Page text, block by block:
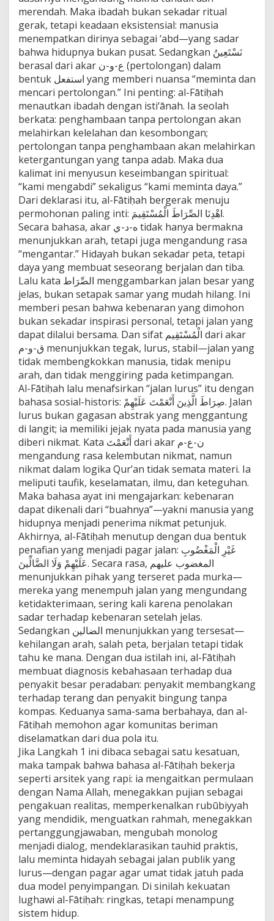
merendah. Maka ibadah bukan sekadar ritual
gerak, tetapi keadaan eksistensial: manusia
menempatkan dirinya sebagai ‘abd—yang sadar
bahwa hidupnya bukan pusat. Sedangkan نَسْتَعِينُ
berasal dari akar ع-و-ن (pertolongan) dalam
bentuk استفعل yang memberi nuansa “meminta dan
mencari pertolongan.” Ini penting: al-Fātiḥah
menautkan ibadah dengan isti‘ānah. Ia seolah
berkata: penghambaan tanpa pertolongan akan
melahirkan kelelahan dan kesombongan;
pertolongan tanpa penghambaan akan melahirkan
ketergantungan yang tanpa adab. Maka dua
kalimat ini menyusun keseimbangan spiritual:
“kami mengabdi” sekaligus “kami meminta daya.”
Dari deklarasi itu, al-Fātiḥah bergerak menuju
permohonan paling inti: اهْدِنَا الصِّرَاطَ الْمُسْتَقِيمَ.
Secara bahasa, akar ه-د-ي tidak hanya bermakna
menunjukkan arah, tetapi juga mengandung rasa
“mengantar.” Hidayah bukan sekadar peta, tetapi
daya yang membuat seseorang berjalan dan tiba.
Lalu kata الصِّرَاط menggambarkan jalan besar yang
jelas, bukan setapak samar yang mudah hilang. Ini
memberi pesan bahwa kebenaran yang dimohon
bukan sekadar inspirasi personal, tetapi jalan yang
dapat dilalui bersama. Dan sifat الْمُسْتَقِيم dari akar
ق-و-م menunjukkan tegak, lurus, stabil—jalan yang
tidak membengkokkan manusia, tidak menipu
arah, dan tidak menggiring pada ketimpangan.
Al-Fātiḥah lalu menafsirkan “jalan lurus” itu dengan
bahasa sosial-historis: صِرَاطَ الَّذِينَ أَنْعَمْتَ عَلَيْهِمْ. Jalan
lurus bukan gagasan abstrak yang menggantung
di langit; ia memiliki jejak nyata pada manusia yang
diberi nikmat. Kata أَنْعَمْتَ dari akar ن-ع-م
mengandung rasa kelembutan nikmat, namun
nikmat dalam logika Qur’an tidak semata materi. Ia
meliputi taufik, keselamatan, ilmu, dan keteguhan.
Maka bahasa ayat ini mengajarkan: kebenaran
dapat dikenali dari “buahnya”—yakni manusia yang
hidupnya menjadi penerima nikmat petunjuk.
Akhirnya, al-Fātiḥah menutup dengan dua bentuk
penafian yang menjadi pagar jalan: غَيْرِ الْمَغْضُوبِ
عَلَيْهِمْ وَلَا الضَّالِّينَ. Secara rasa, المغضوب عليهم
menunjukkan pihak yang terseret pada murka—
mereka yang menempuh jalan yang mengundang
ketidakterimaan, sering kali karena penolakan
sadar terhadap kebenaran setelah jelas.
Sedangkan الضالين menunjukkan yang tersesat—
kehilangan arah, salah peta, berjalan tetapi tidak
tahu ke mana. Dengan dua istilah ini, al-Fātiḥah
membuat diagnosis kebahasaan terhadap dua
penyakit besar peradaban: penyakit membangkang
terhadap terang dan penyakit bingung tanpa
kompas. Keduanya sama-sama berbahaya, dan al-
Fātiḥah memohon agar komunitas beriman
diselamatkan dari dua pola itu.
Jika Langkah 1 ini dibaca sebagai satu kesatuan,
maka tampak bahwa bahasa al-Fātiḥah bekerja
seperti arsitek yang rapi: ia mengaitkan permulaan
dengan Nama Allah, menegakkan pujian sebagai
pengakuan realitas, memperkenalkan rubūbiyyah
yang mendidik, menguatkan rahmah, menegakkan
pertanggungjawaban, mengubah monolog
menjadi dialog, mendeklarasikan tauhid praktis,
lalu meminta hidayah sebagai jalan publik yang
lurus—dengan pagar agar umat tidak jatuh pada
dua model penyimpangan. Di sinilah kekuatan
lughawi al-Fātiḥah: ringkas, tetapi menampung
sistem hidup.